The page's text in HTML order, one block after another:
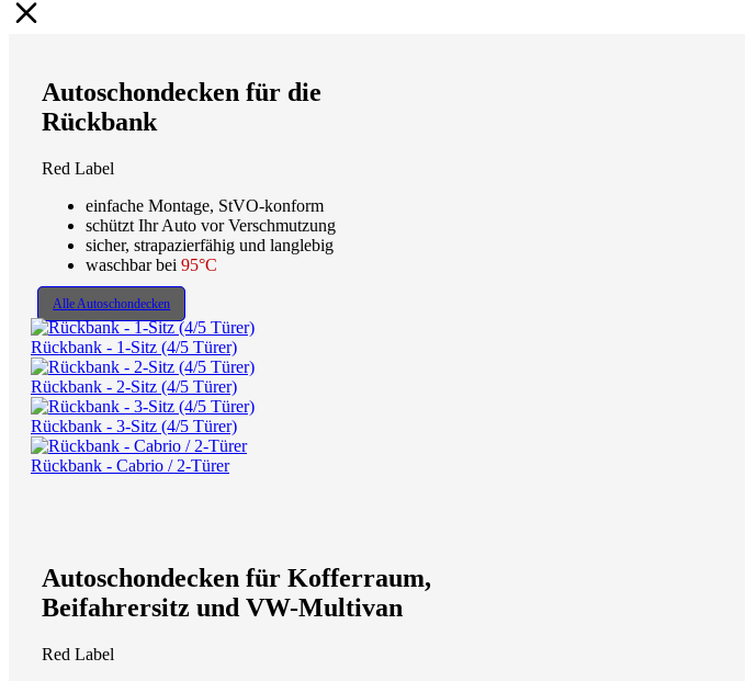
Autoschondecken für die
Rückbank
Red Label
einfache Montage, StVO-konform
schützt Ihr Auto vor Verschmutzung
sicher, strapazierfähig und langlebig
waschbar bei 95°C
Alle Autoschondecken
Rückbank - 1-Sitz (4/5 Türer)
Rückbank - 2-Sitz (4/5 Türer)
Rückbank - 3-Sitz (4/5 Türer)
Rückbank - Cabrio / 2-Türer
Autoschondecken für Kofferraum,
Beifahrersitz und VW-Multivan
Red Label